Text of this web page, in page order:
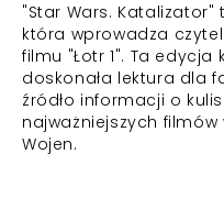
"Star Wars.
która wprowadza
filmu "Łotr 1". Ta
doskonała lektura dla
źródło informacji o
najważniejszych
Wojen.